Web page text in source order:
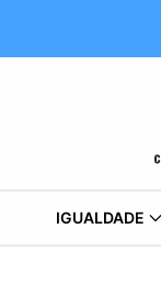
IGUALDADE